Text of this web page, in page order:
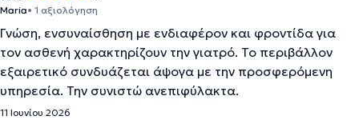
Maria• 1 αξιολόγηση
Γνώση, ενσυναίσθηση με ενδιαφέρον και φροντίδα για
τον ασθενή χαρακτηρίζουν την γιατρό. Το περιβάλλον
εξαιρετικό συνδυάζεται άψογα με την προσφερόμενη
υπηρεσία. Την συνιστώ ανεπιφύλακτα.
11 Ιουνίου 2026